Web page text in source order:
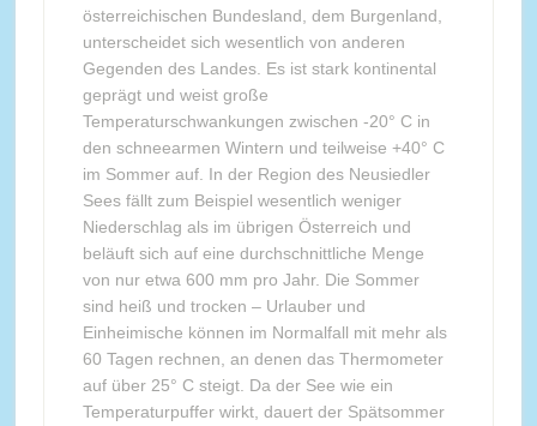
österreichischen Bundesland, dem Burgenland,
unterscheidet sich wesentlich von anderen
Gegenden des Landes. Es ist stark kontinental
geprägt und weist große
Temperaturschwankungen zwischen -20° C in
den schneearmen Wintern und teilweise +40° C
im Sommer auf. In der Region des Neusiedler
Sees fällt zum Beispiel wesentlich weniger
Niederschlag als im übrigen Österreich und
beläuft sich auf eine durchschnittliche Menge
von nur etwa 600 mm pro Jahr. Die Sommer
sind heiß und trocken – Urlauber und
Einheimische können im Normalfall mit mehr als
60 Tagen rechnen, an denen das Thermometer
auf über 25° C steigt. Da der See wie ein
Temperaturpuffer wirkt, dauert der Spätsommer